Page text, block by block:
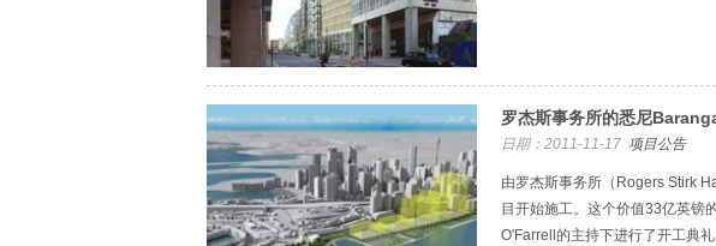
罗杰斯事务所的悉尼
日期：2011-11-17 项目公告
由罗杰斯事务所（Rogers Stirk
目开始施工。这个价值33亿英镑
O'Farrell的主持下进行了开工典